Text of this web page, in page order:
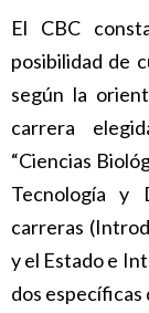
El CBC
posibilidad de
según la
carrera
“Ciencias
Tecnología y
carreras
y el Estado e
dos específicas